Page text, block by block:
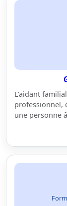
L'aidant
professionnel,
une personne